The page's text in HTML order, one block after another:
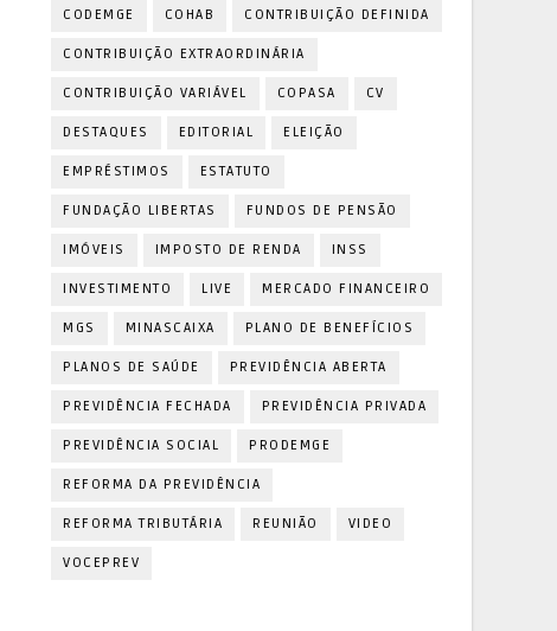
CODEMGE COHAB CONTRIBUIÇÃO DEFINIDA
CONTRIBUIÇÃO EXTRAORDINÁRIA
CONTRIBUIÇÃO VARIÁVEL COPASA CV
DESTAQUES EDITORIAL ELEIÇÃO
EMPRÉSTIMOS ESTATUTO
FUNDAÇÃO LIBERTAS FUNDOS DE PENSÃO
IMÓVEIS IMPOSTO DE RENDA INSS
INVESTIMENTO LIVE MERCADO FINANCEIRO
MGS MINASCAIXA PLANO DE BENEFÍCIOS
PLANOS DE SAÚDE PREVIDÊNCIA ABERTA
PREVIDÊNCIA FECHADA PREVIDÊNCIA PRIVADA
PREVIDÊNCIA SOCIAL PRODEMGE
REFORMA DA PREVIDÊNCIA
REFORMA TRIBUTÁRIA REUNIÃO VIDEO
VOCEPREV